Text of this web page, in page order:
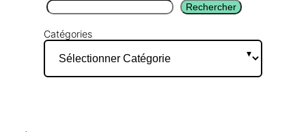
Rechercher Rechercher
Catégories